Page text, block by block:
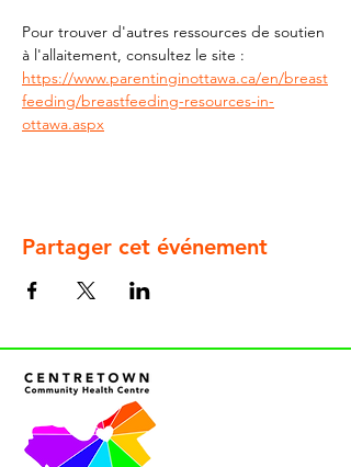
Pour trouver d'autres ressources de soutien
à l'allaitement, consultez le site :
https://www.parentinginottawa.ca/en/breast
feeding/breastfeeding-resources-in-
ottawa.aspx
Partager cet événement